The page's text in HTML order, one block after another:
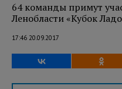
64 команды примут
Ленобласти «Кубок
17:46 20.09.2017